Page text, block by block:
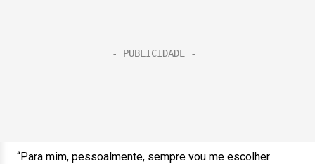
“Para mim, pessoalmente, sempre vou me escolher